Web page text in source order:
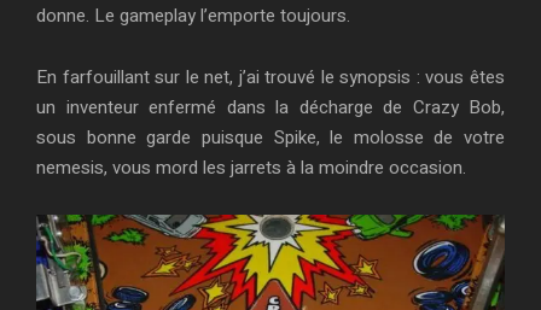
donne. Le gameplay l’emporte toujours.
En farfouillant sur le net, j’ai trouvé le synopsis : vous êtes
un inventeur enfermé dans la décharge de Crazy Bob,
sous bonne garde puisque Spike, le molosse de votre
nemesis, vous mord les jarrets à la moindre occasion.